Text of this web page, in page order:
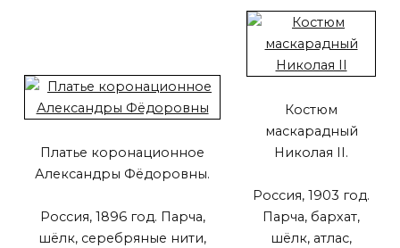
Платье коронационное
Александры Фёдоровны.
Россия, 1896 год. Парча,
шёлк, серебряные нити,
Костюм
маскарадный
Николая II.
Россия, 1903 год.
Парча, бархат,
шёлк, атлас,